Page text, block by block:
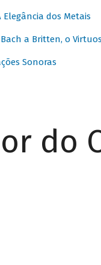
Elegância dos Metais
Bach a Britten, o
Sonoras
do